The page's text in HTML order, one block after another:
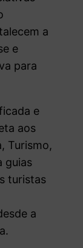
a
e
para
e
aos
Turismo,
guias
turistas
a